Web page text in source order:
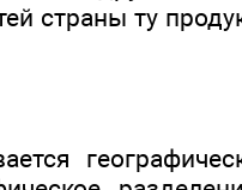
страны ту